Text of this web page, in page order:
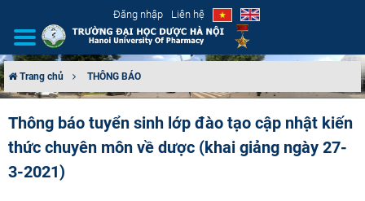
Đăng nhập Liên hệ
CƠ CẤU TỔ CHỨC
TUYỂN SINH
Trang chủ THÔNG BÁO
Thông báo tuyển sinh lớp đào tạo cập nhật kiến
thức chuyên môn về dược (khai giảng ngày 27-
3-2021)